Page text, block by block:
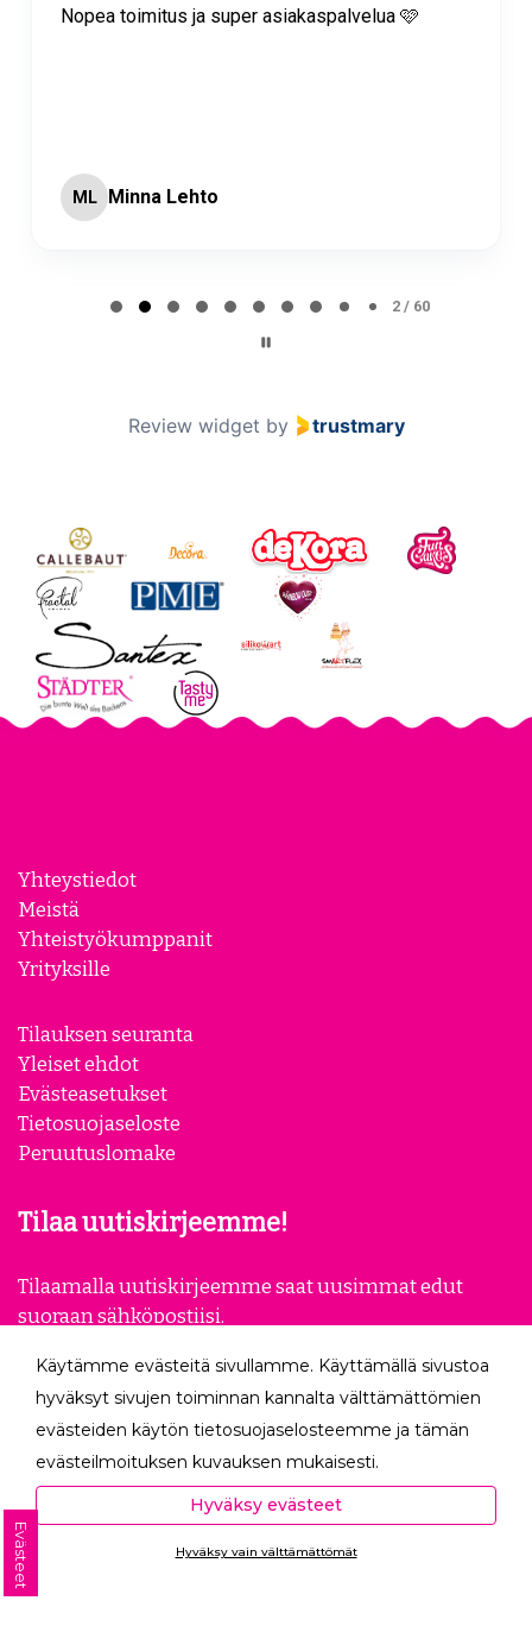
Nopea toimitus ja super asiakaspalvelua 🩷
ML Minna Lehto
2 / 60
Review widget by trustmary
Yhteystiedot
Meistä
Yhteistyökumppanit
Yrityksille
Tilauksen seuranta
Yleiset ehdot
Evästeasetukset
Tietosuojaseloste
Peruutuslomake
Tilaa uutiskirjeemme!
Tilaamalla uutiskirjeemme saat uusimmat edut
suoraan sähköpostiisi.
Seuraa meitä
Käytämme evästeitä sivullamme. Käyttämällä sivustoa
hyväksyt sivujen toiminnan kannalta välttämättömien
evästeiden käytön tietosuojaselosteemme ja tämän
evästeilmoituksen kuvauksen mukaisesti.
Hyväksyessäsi analytiikka- ja markkinointievästeet
autat meitä mittaamaan ja analysoimaan
verkkosivumme toimintaa ja käyttöä (Analytiikka ja
Hyväksy evästeet
Hyväksy vain välttämättömät
Evästeet